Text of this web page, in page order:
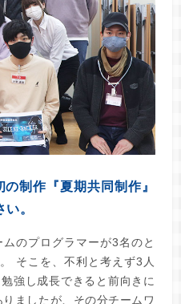
制作『夏期共同制作』
。
のプログラマーが3名のと
そこを、不利と考えず3人
強し成長できると前向きに
ましたが、その分チームワ